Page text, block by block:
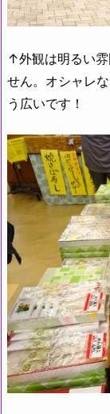
↑外観は明るい雰
せん。オシャレ
う広いです！